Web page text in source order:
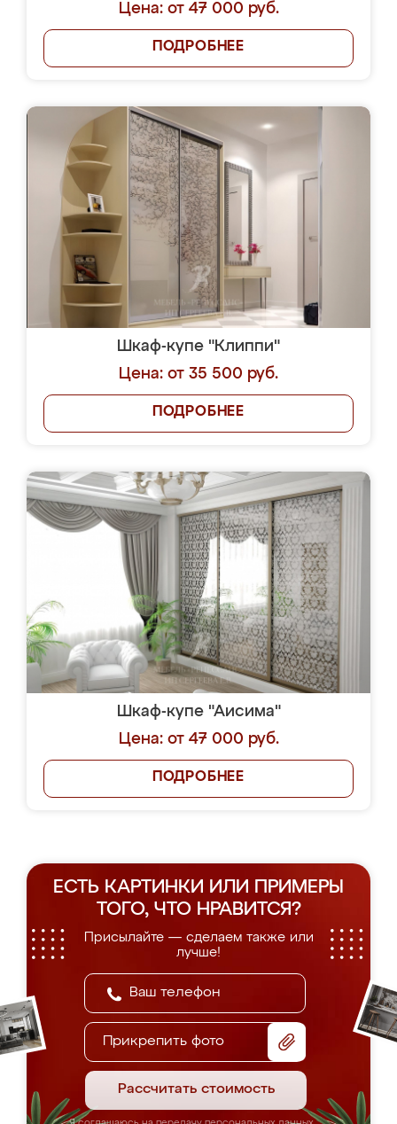
Цена: от 47 000 руб.
ПОДРОБНЕЕ
Шкаф-купе "Клиппи"
Цена: от 35 500 руб.
ПОДРОБНЕЕ
Шкаф-купе "Аисима"
Цена: от 47 000 руб.
ПОДРОБНЕЕ
ЕСТЬ КАРТИНКИ ИЛИ ПРИМЕРЫ
ТОГО, ЧТО НРАВИТСЯ?
Присылайте — сделаем также или
лучше!
Прикрепить фото
Рассчитать стоимость